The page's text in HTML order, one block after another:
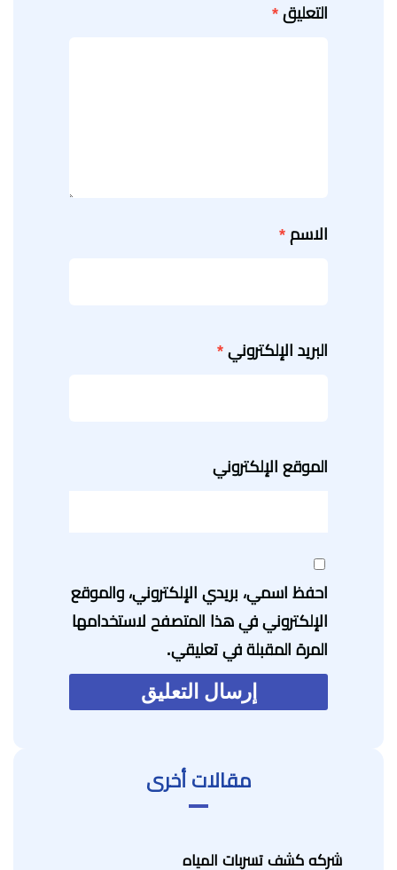
التعليق *
الاسم *
البريد الإلكتروني *
الموقع الإلكتروني
احفظ اسمي، بريدي الإلكتروني، والموقع
الإلكتروني في هذا المتصفح لاستخدامها
المرة المقبلة في تعليقي.
مقالات أخرى
شركه كشف تسربات المياه